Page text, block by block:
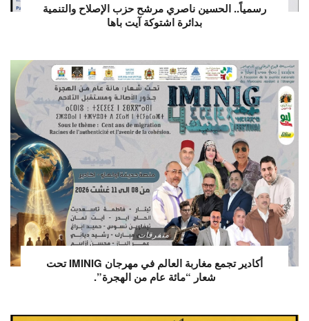
رسمياً.. الحسين ناصري مرشح حزب الإصلاح والتنمية
بدائرة اشتوكة آيت باها
متفرقات
أكادير تجمع مغاربة العالم في مهرجان IMINIG تحت
شعار “مائة عام من الهجرة”.